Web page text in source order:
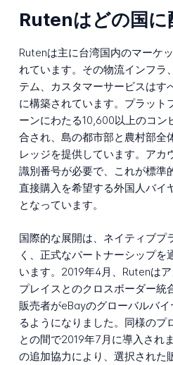
Rutenはどの国に
Rutenは主に台湾国内のマーケ
れています。その物流インフラ
テム、カスタマーサービスはす
に構築されています。プラット
ーンにわたる10,600以上のコン
合され、島の都市部と農村部全
レッジを提供しています。アカ
識別番号が必要で、これが標準
直接購入を希望する外国人バイ
となっています。
国際的な展開は、ネイティブプ
く、正式なパートナーシップを
います。2019年4月、Rutenは
プレイスとのクロスボーダー統
販売者がeBayのグローバルバ
るようになりました。同様のプ
との間で2019年7月に導入され
の追加協力により、選択された